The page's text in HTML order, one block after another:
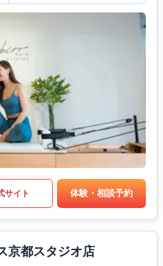
サイト 体験・相談予約
京都スタジオ店